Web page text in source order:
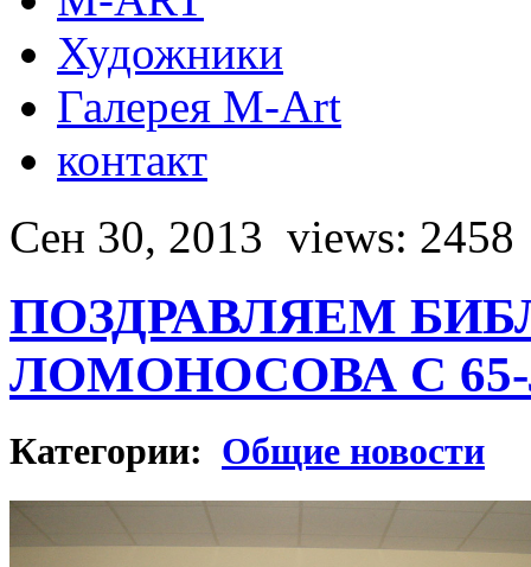
Художники
Галерея M-Art
контакт
Сен 30, 2013 views: 2458
ПОЗДРАВЛЯЕМ
ЛОМОНОСОВА С
Категории: Общие новости